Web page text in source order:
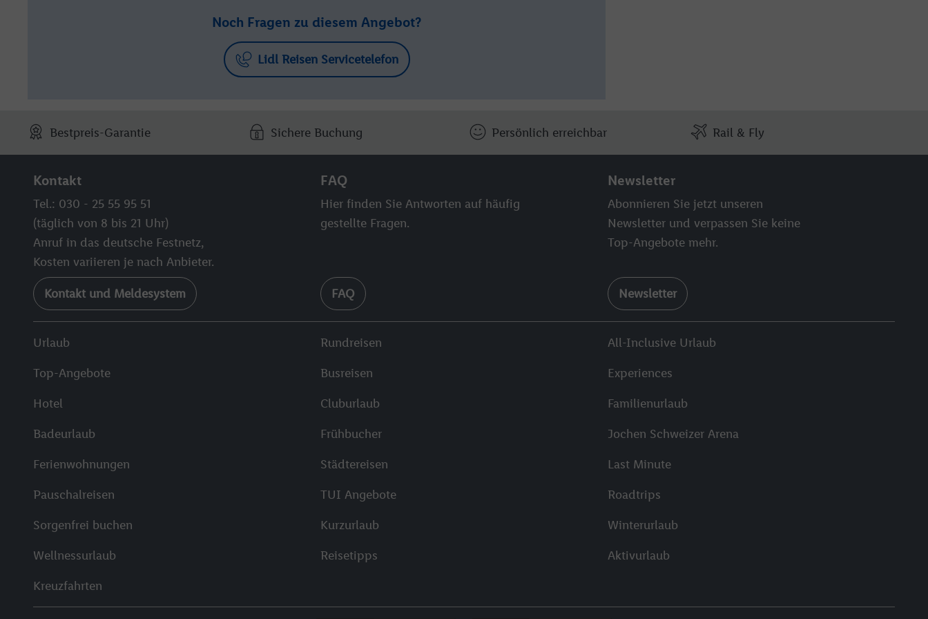
Noch Fragen zu diesem Angebot?
Lidl Reisen Servicetelefon
Bestpreis-Garantie Sichere Buchung Persönlich erreichbar Rail & Fly
Kontakt
Tel.: 030 - 25 55 95 51
(täglich von 8 bis 21 Uhr)
Anruf in das deutsche Festnetz,
Kosten variieren je nach Anbieter.
Kontakt und Meldesystem
FAQ
Hier finden Sie Antworten auf häufig
gestellte Fragen.
FAQ
Newsletter
Abonnieren Sie jetzt unseren
Newsletter und verpassen Sie keine
Top-Angebote mehr.
Newsletter
Urlaub
Top-Angebote
Hotel
Badeurlaub
Ferienwohnungen
Pauschalreisen
Sorgenfrei buchen
Wellnessurlaub
Kreuzfahrten
Rundreisen
Busreisen
Cluburlaub
Frühbucher
Städtereisen
TUI Angebote
Kurzurlaub
Reisetipps
All-Inclusive Urlaub
Experiences
Familienurlaub
Jochen Schweizer Arena
Last Minute
Roadtrips
Winterurlaub
Aktivurlaub